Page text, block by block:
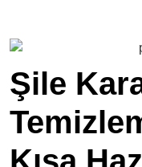
Şile